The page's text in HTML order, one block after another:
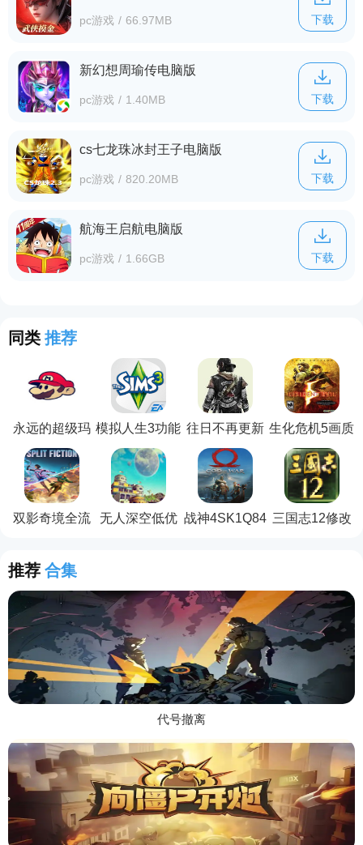
pc游戏 / 66.97MB 下载
新幻想周瑜传电脑版
pc游戏 / 1.40MB 下载
cs七龙珠冰封王子电脑版
pc游戏 / 820.20MB 下载
航海王启航电脑版
pc游戏 / 1.66GB 下载
同类 推荐
永远的超级玛
丽电脑版
模拟人生3功能
性补丁
往日不再更新
补丁
生化危机5画质
增强补丁
双影奇境全流
无人深空低优 战神4SK1Q84 三国志12修改
推荐 合集
代号撤离